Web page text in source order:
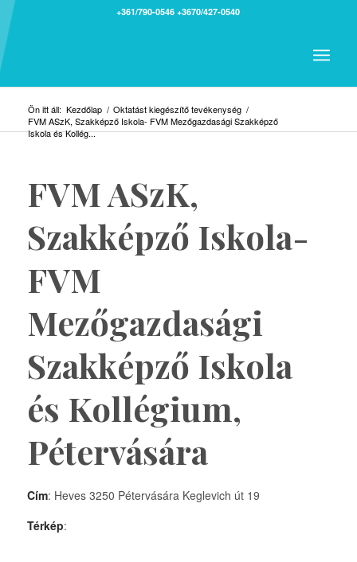
+361/790-0546 +3670/427-0540
Ön itt áll: Kezdőlap / Oktatást kiegészítő tevékenység /
FVM ASzK, Szakképző Iskola- FVM Mezőgazdasági Szakképző
Iskola és Kollég...
FVM ASzK,
Szakképző Iskola-
FVM
Mezőgazdasági
Szakképző Iskola
és Kollégium,
Pétervására
Cím: Heves 3250 Pétervására Keglevich út 19
Térkép: